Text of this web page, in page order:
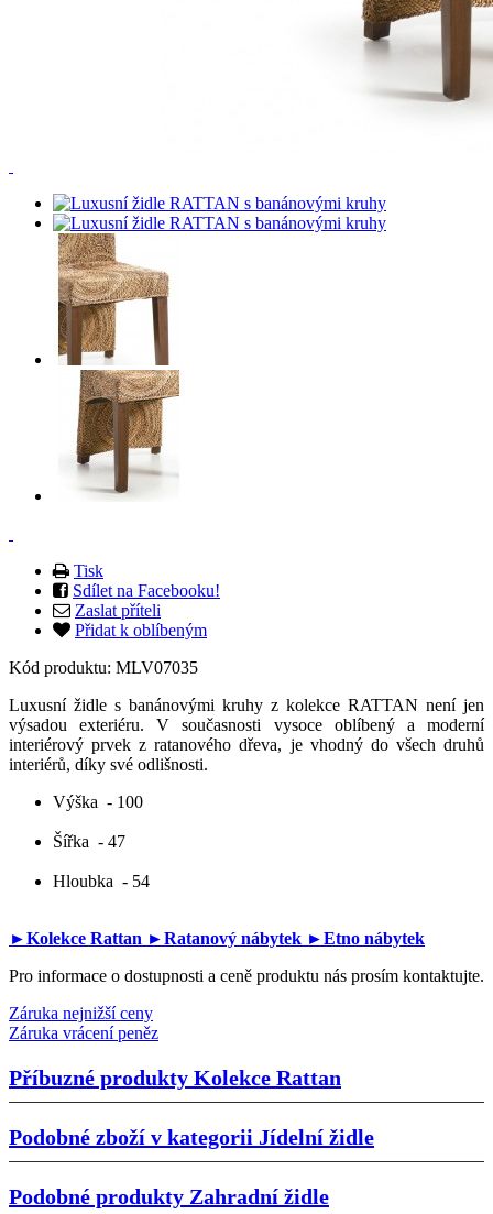
Tisk
Sdílet na Facebooku!
Zaslat příteli
Přidat k oblíbeným
Kód produktu: MLV07035
Luxusní židle s banánovými kruhy z kolekce RATTAN není jen
výsadou exteriéru. V současnosti vysoce oblíbený a moderní
interiérový prvek z ratanového dřeva, je vhodný do všech druhů
interiérů, díky své odlišnosti.
Výška - 100
Šířka - 47
Hloubka - 54
►Kolekce Rattan ►Ratanový nábytek ►Etno nábytek
Pro informace o dostupnosti a ceně produktu nás prosím kontaktujte.
Záruka nejnižší ceny
Záruka vrácení peněz
Příbuzné produkty Kolekce Rattan
Podobné zboží v kategorii Jídelní židle
Podobné produkty Zahradní židle